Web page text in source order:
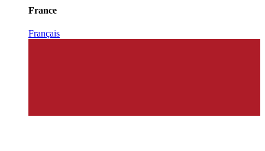
France
Français